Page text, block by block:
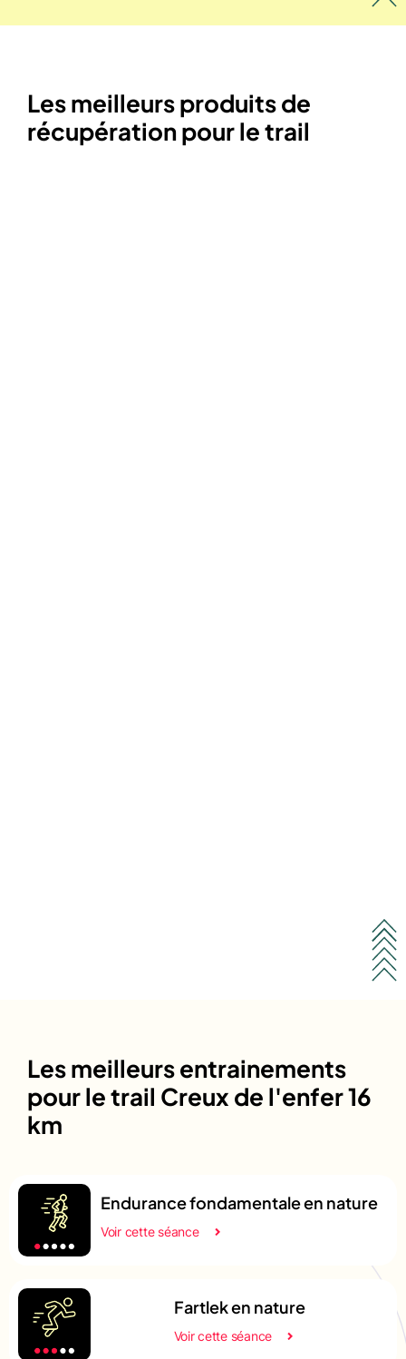
Les meilleurs produits de
récupération pour le trail
Les meilleurs entrainements
pour le trail Creux de l'enfer 16
km
Endurance fondamentale en nature
Voir cette séance
Fartlek en nature
Voir cette séance